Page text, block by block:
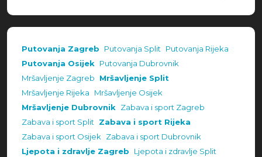
Putovanja Zagreb Putovanja Split Putovanja Rijeka
Putovanja Osijek Putovanja Dubrovnik
Mršavljenje Zagreb
Mršavljenje Split
Mršavljenje Rijeka
Mršavljenje Osijek
Mršavljenje Dubrovnik Zabava i sport Zagreb
Zabava i sport Split Zabava i sport Rijeka
Zabava i sport Osijek Zabava i sport Dubrovnik
Ljepota i zdravlje Zagreb
Ljepota i zdravlje Split